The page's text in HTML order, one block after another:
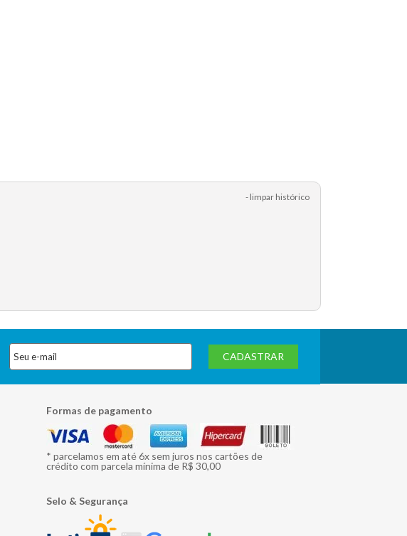
- limpar histórico
CADASTRAR
Formas de pagamento
* parcelamos em até 6x sem juros nos cartões de
crédito com parcela mínima de R$ 30,00
Selo & Segurança